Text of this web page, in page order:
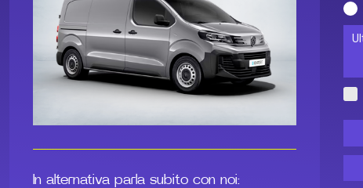
In alternativa parla subito con noi: